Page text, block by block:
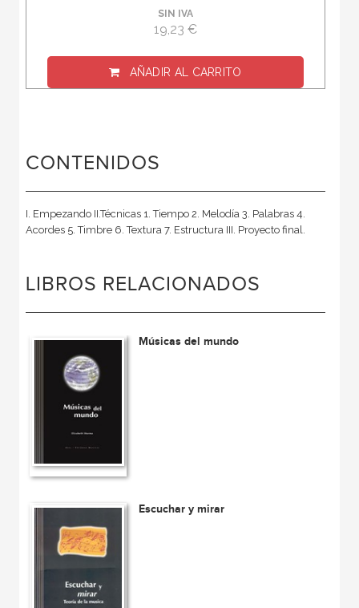
SIN IVA
19,23 €
AÑADIR AL CARRITO
CONTENIDOS
I. Empezando II.Técnicas 1. Tiempo 2. Melodía 3. Palabras 4.
Acordes 5. Timbre 6. Textura 7. Estructura III. Proyecto final.
LIBROS RELACIONADOS
Músicas del mundo
Escuchar y mirar